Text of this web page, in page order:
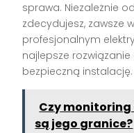
sprawa. Niezależnie
zdecydujesz, zawsze
profesjonalnym
najlepsze
bezpieczną instalację.
Czy
są jego granice?